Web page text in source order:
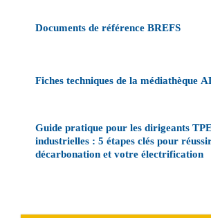
Documents de référence BREFS
Fiches techniques de la médiathèque
Guide pratique pour les dirigeants
industrielles : 5 étapes clés pour
décarbonation et votre électrification